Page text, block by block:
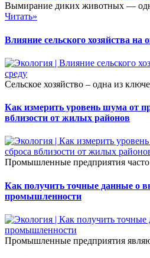
Вымирание диких животных —
Читать»
Влияние сельского хозяйства
Сельское хозяйство – одна из
Как измерить уровень шума от
вблизости от жилых районов
Промышленные предприятия часто
Как получить точные данные о
промышленности
Промышленные предприятия